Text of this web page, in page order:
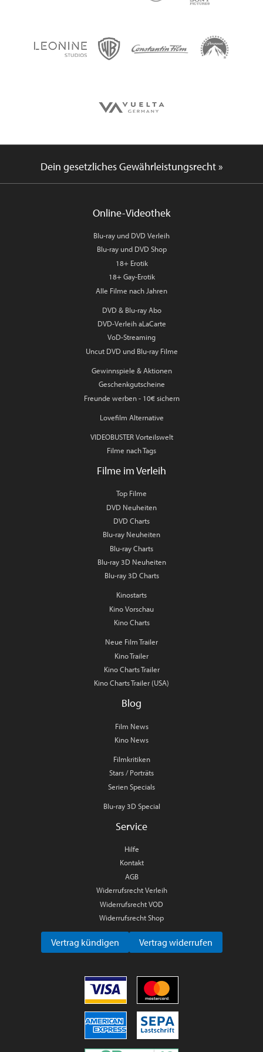
Dein gesetzliches Gewährleistungsrecht »
Online-Videothek
Blu-ray und DVD Verleih
Blu-ray und DVD Shop
18+ Erotik
18+ Gay-Erotik
Alle Filme nach Jahren
DVD & Blu-ray Abo
DVD-Verleih aLaCarte
VoD-Streaming
Uncut DVD und Blu-ray Filme
Gewinnspiele & Aktionen
Geschenkgutscheine
Freunde werben - 10€ sichern
Lovefilm Alternative
VIDEOBUSTER Vorteilswelt
Filme nach Tags
Filme im Verleih
Top Filme
DVD Neuheiten
DVD Charts
Blu-ray Neuheiten
Blu-ray Charts
Blu-ray 3D Neuheiten
Blu-ray 3D Charts
Kinostarts
Kino Vorschau
Kino Charts
Neue Film Trailer
Kino Trailer
Kino Charts Trailer
Kino Charts Trailer (USA)
Blog
Film News
Kino News
Filmkritiken
Stars / Porträts
Serien Specials
Blu-ray 3D Special
Service
Hilfe
Kontakt
AGB
Widerrufsrecht Verleih
Widerrufsrecht VOD
Widerrufsrecht Shop
Vertrag kündigen Vertrag widerrufen